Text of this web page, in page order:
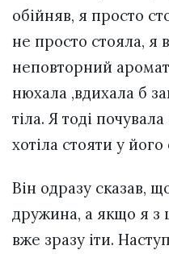
обійняв, я просто
не просто стояла, я
неповторний
нюхала ,вдихала б
тіла. Я тоді
хотіла стояти у його
Він одразу сказав,
дружина, а якщо я з
вже зразу іти.